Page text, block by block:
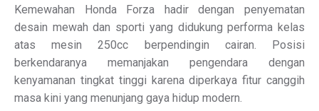
Kemewahan Honda Forza hadir dengan penyematan
desain mewah dan sporti yang didukung performa kelas
atas mesin 250cc berpendingin cairan. Posisi
berkendaranya memanjakan pengendara dengan
kenyamanan tingkat tinggi karena diperkaya fitur canggih
masa kini yang menunjang gaya hidup modern.